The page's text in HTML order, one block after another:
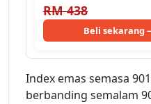
RM 438
Beli sekarang
Index emas semasa
berbanding semalam